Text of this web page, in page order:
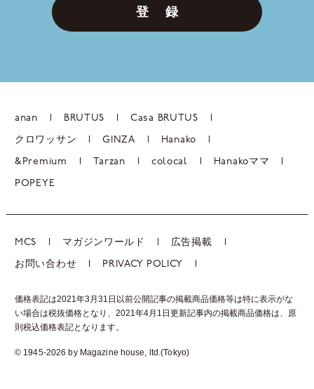
登 録
anan BRUTUS Casa BRUTUS
クロワッサン GINZA Hanako
&Premium Tarzan colocal Hanakoママ
POPEYE
MCS マガジンワールド 広告掲載
お問い合わせ PRIVACY POLICY
価格表記は2021年3月31日以前公開記事の掲載商品価格等は特に表示がな
い場合は税抜価格となり、2021年4月1日更新記事内の掲載商品価格は、 原
則税込価格表記となります。
© 1945-2026 by Magazine house, ltd.(Tokyo)